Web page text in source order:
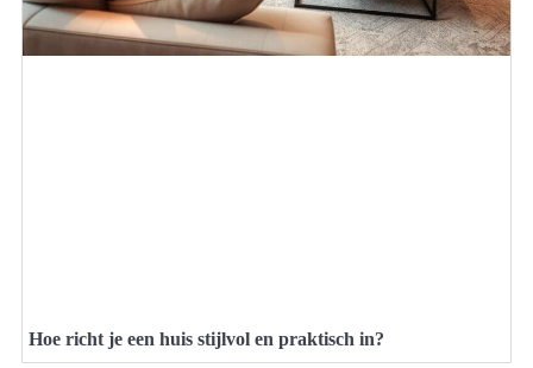
Hoe richt je een huis stijlvol en praktisch in?